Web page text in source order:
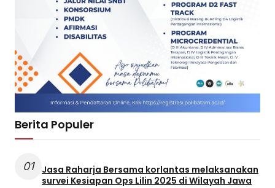
Berita Populer
01
Jasa Raharja Bersama korlantas melaksanakan
survei Kesiapan Ops Lilin 2025 di Wilayah Jawa